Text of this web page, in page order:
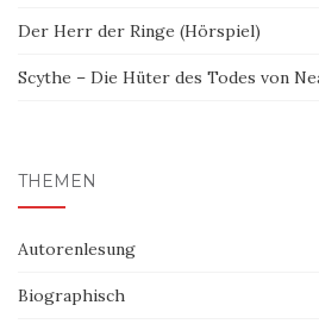
Der Herr der Ringe (Hörspiel)
Scythe – Die Hüter des Todes von
THEMEN
Autorenlesung
Biographisch